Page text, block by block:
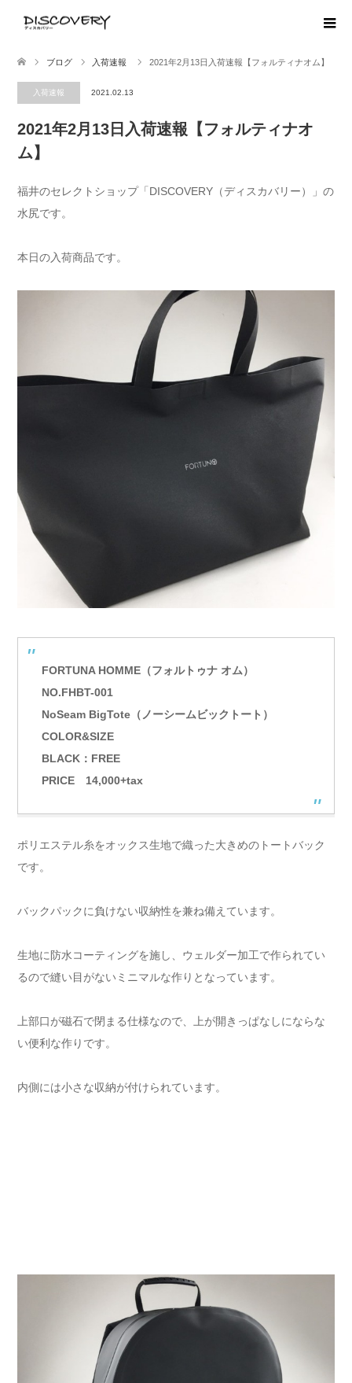
ブログ 入荷速報 2021年2月13日入荷速報【フォルティナオム】
入荷速報 2021.02.13
2021年2月13日入荷速報【フォルティナオ
ム】
福井のセレクトショップ「DISCOVERY（ディスカバリー）」の
水尻です。
本日の入荷商品です。
FORTUNA HOMME（フォルトゥナ オム）
NO.FHBT-001
NoSeam BigTote（ノーシームビックトート）
COLOR&SIZE
BLACK：FREE
PRICE 14,000+tax
ポリエステル糸をオックス生地で織った大きめのトートバック
です。
バックパックに負けない収納性を兼ね備えています。
生地に防水コーティングを施し、ウェルダー加工で作られてい
るので縫い目がないミニマルな作りとなっています。
上部口が磁石で閉まる仕様なので、上が開きっぱなしにならな
い便利な作りです。
内側には小さな収納が付けられています。